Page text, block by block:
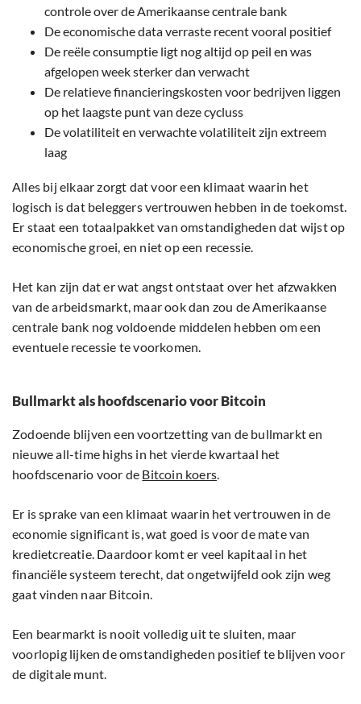
controle over de Amerikaanse centrale bank
De economische data verraste recent vooral positief
De reële consumptie ligt nog altijd op peil en was
afgelopen week sterker dan verwacht
De relatieve financieringskosten voor bedrijven liggen
op het laagste punt van deze cycluss
De volatiliteit en verwachte volatiliteit zijn extreem
laag
Alles bij elkaar zorgt dat voor een klimaat waarin het
logisch is dat beleggers vertrouwen hebben in de toekomst.
Er staat een totaalpakket van omstandigheden dat wijst op
economische groei, en niet op een recessie.
Het kan zijn dat er wat angst ontstaat over het afzwakken
van de arbeidsmarkt, maar ook dan zou de Amerikaanse
centrale bank nog voldoende middelen hebben om een
eventuele recessie te voorkomen.
Bullmarkt als hoofdscenario voor Bitcoin
Zodoende blijven een voortzetting van de bullmarkt en
nieuwe all-time highs in het vierde kwartaal het
hoofdscenario voor de Bitcoin koers.
Er is sprake van een klimaat waarin het vertrouwen in de
economie significant is, wat goed is voor de mate van
kredietcreatie. Daardoor komt er veel kapitaal in het
financiële systeem terecht, dat ongetwijfeld ook zijn weg
gaat vinden naar Bitcoin.
Een bearmarkt is nooit volledig uit te sluiten, maar
voorlopig lijken de omstandigheden positief te blijven voor
de digitale munt.